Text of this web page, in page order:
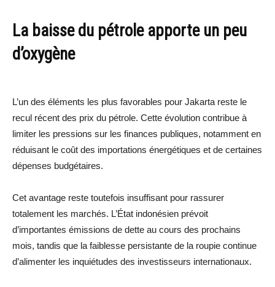
La baisse du pétrole apporte un peu
d’oxygène
L’un des éléments les plus favorables pour Jakarta reste le
recul récent des prix du pétrole. Cette évolution contribue à
limiter les pressions sur les finances publiques, notamment en
réduisant le coût des importations énergétiques et de certaines
dépenses budgétaires.
Cet avantage reste toutefois insuffisant pour rassurer
totalement les marchés. L’État indonésien prévoit
d’importantes émissions de dette au cours des prochains
mois, tandis que la faiblesse persistante de la roupie continue
d’alimenter les inquiétudes des investisseurs internationaux.